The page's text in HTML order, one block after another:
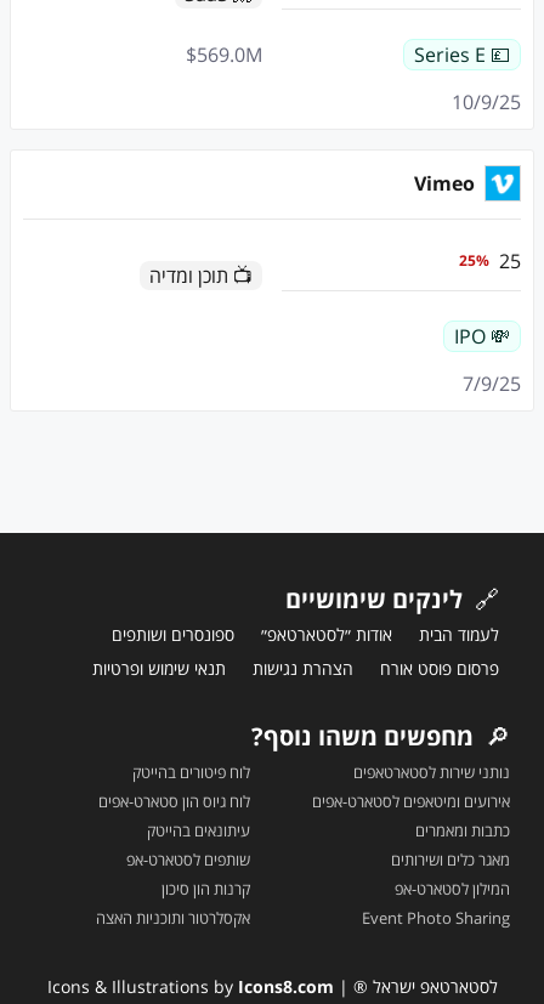
💷 Series E
M
569.0
$
10/9/25
Vimeo
25
%
25
📺 תוכן ומדיה
💸 IPO
7/9/25
🔗 לינקים שימושיים
לעמוד הבית אודות ״לסטארטאפ״
ספונסרים ושותפים
פרסום פוסט אורח
הצהרת נגישות תנאי שימוש ופרטיות
🔎 מחפשים משהו נוסף?
נותני שירות לסטארטאפים
אירועים ומיטאפים לסטארט-אפים
כתבות ומאמרים
מאגר כלים ושירותים
המילון לסטארט-אפ
Event Photo Sharing
לוח פיטורים בהייטק
לוח גיוס הון סטארט-אפים
עיתונאים בהייטק
שותפים לסטארט-אפ
קרנות הון סיכון
אקסלרטור ותוכניות האצה
לסטארטאפ ישראל ® | Icons & Illustrations by Icons8.com